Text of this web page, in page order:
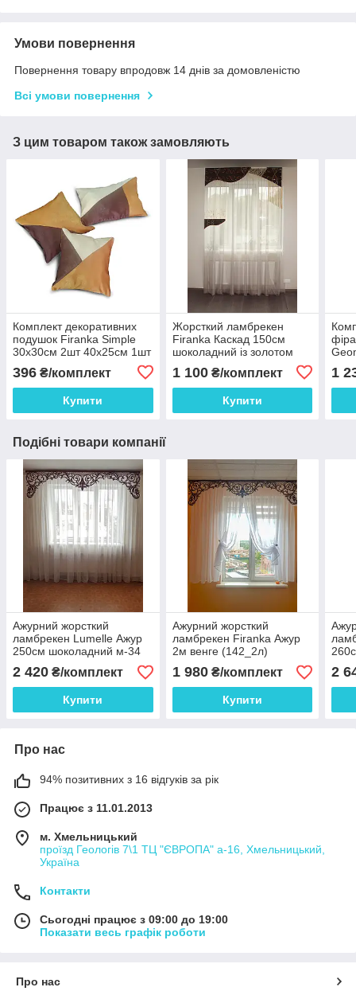
Умови повернення
Повернення товару впродовж 14 днів за домовленістю
Всі умови повернення
З цим товаром також замовляють
Комплект декоративних
подушок Firanka Simple
30х30см 2шт 40х25см 1шт
шоколадний (п_0062)
396 ₴/комплект
Купити
Жорсткий ламбрекен
Firanka Каскад 150см
шоколадний із золотом
1 100₴/комплект
Купити
1
Подібні товари компанії
Ажурний жорсткий
ламбрекен Lumelle Ажур
250см шоколадний м-34
(142_6л)
2 420 ₴/комплект
Купити
Ажурний жорсткий
ламбрекен Firanka Ажур
2м венге (142_2л)
1 980₴/комплект
Купити
2
Про нас
94% позитивних з 16 відгуків за рік
Працює з 11.01.2013
м. Хмельницький
проїзд Геологів 7\1 ТЦ "ЄВРОПА" а-16, Хмельницький,
Україна
Контакти
Сьогодні працює з 09:00 до 19:00
Показати весь графік роботи
Про нас